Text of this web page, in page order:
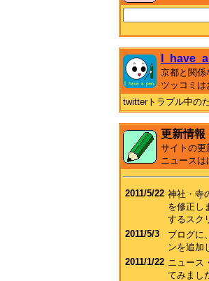
京都と関係
ツッコミ
twitterトラブル中の
更新情報
サイトの更
ニュース
2011/5/22 神社・寺
を修正し
するスク
2011/5/3
ブログに
ンを追加
2011/1/22 ニュース
てみまし